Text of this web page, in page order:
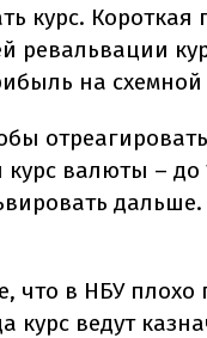
курс.
ревальвации
на
валюты – до
что в НБУ
курс ведут